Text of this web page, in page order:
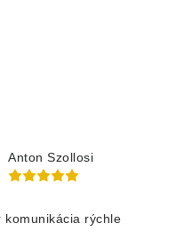
Anton Szollosi
komunikácia rýchle